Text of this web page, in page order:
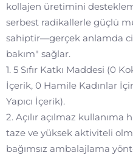
kollajen üretimini
serbest radikallerle güçlü
sahiptir—gerçek anlamda
bakım" sağlar.
1. 5 Sıfır Katkı Maddesi (0
İçerik, 0 Hamile Kadınlar
Yapıcı İçerik).
2. Açılır açılmaz kullanıma
taze ve yüksek aktiviteli
bağımsız ambalajlama